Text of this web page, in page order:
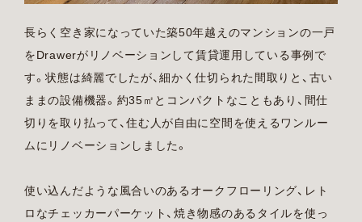
長らく空き家になっていた築50年越えのマンションの一戸
をDrawerがリノベーションして賃貸運用している事例で
す。状態は綺麗でしたが、細かく仕切られた間取りと、古い
ままの設備機器。約35㎡とコンパクトなこともあり、間仕
切りを取り払って、住む人が自由に空間を使えるワンルー
ムにリノベーションしました。
使い込んだような風合いのあるオークフローリング、レト
ロなチェッカーパーケット、焼き物感のあるタイルを使っ